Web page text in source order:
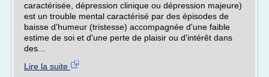
caractérisée, dépression clinique ou dépression majeure)
est un trouble mental caractérisé par des épisodes de
baisse d'humeur (tristesse) accompagnée d'une faible
estime de soi et d'une perte de plaisir ou d'intérêt dans
des...
Lire la suite